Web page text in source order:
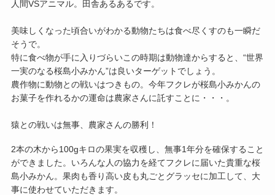
人間VSアニマル。田舎あるあるです。
美味しくなった頃合いがわかる動物たちは食べ尽くすのも一瞬だ
そうで。
特に食べ物が手に入りづらいこの時期は動物達からすると、“世界
一実のなる桜島小みかん”は良いターゲットでしょう。
農作物に動物との戦いはつきもの。今年フクレが桜島小みかんの
お菓子を作れるかの運命は農家さんに託すことに・・・。
猿との戦いは無事、農家さんの勝利！
2本の木から100gキロの果実を収穫し、無事1年分を確保すること
ができました。いろんな人の協力を経てフクレに届いた貴重な桜
島小みかん。果肉も香り高い皮も丸ごとグラッセに加工して、大
事に使わせていただきます。